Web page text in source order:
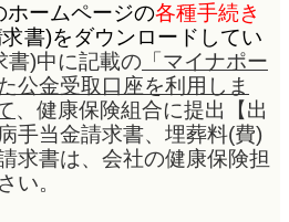
ホームページの各種手続き
書)をダウンロードしてい
書)中に記載の 「マイナポー
公金受取口座を利用しま
、健康保険組合に提出【出
手当金請求書、埋葬料(費)
求書は、会社の健康保険担
い。